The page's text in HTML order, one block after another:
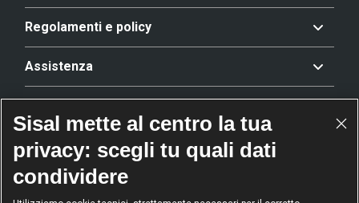
Regolamenti e policy
Assistenza
Riconoscimenti
Sisal mette al centro la tua
privacy: scegli tu quali dati
condividere